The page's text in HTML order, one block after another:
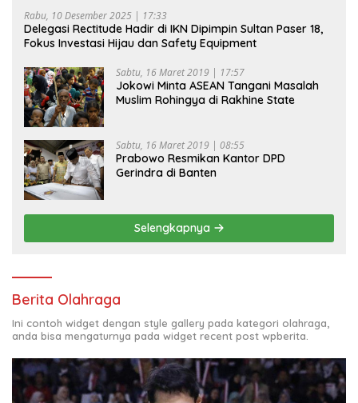
Rabu, 10 Desember 2025 | 17:33
Delegasi Rectitude Hadir di IKN Dipimpin Sultan Paser 18,
Fokus Investasi Hijau dan Safety Equipment
Sabtu, 16 Maret 2019 | 17:57
Jokowi Minta ASEAN Tangani Masalah
Muslim Rohingya di Rakhine State
Sabtu, 16 Maret 2019 | 08:55
Prabowo Resmikan Kantor DPD
Gerindra di Banten
Selengkapnya
Berita Olahraga
Ini contoh widget dengan style gallery pada kategori olahraga,
anda bisa mengaturnya pada widget recent post wpberita.